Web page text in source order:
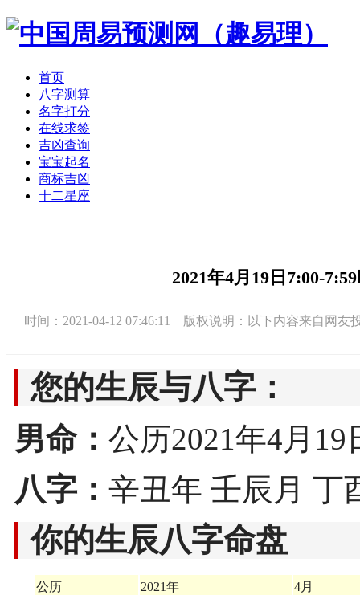
首页
八字测算
名字打分
在线求签
吉凶查询
宝宝起名
商标吉凶
十二星座
2021年4月19日7:00-
时间：2021-04-12 07:46:11 版权说明：以下内容来自网友
您的生辰与八字：
男命： 公历2021年4月19
八字： 辛丑年 壬辰月 丁
你的生辰八字命盘
公历 2021年
4月